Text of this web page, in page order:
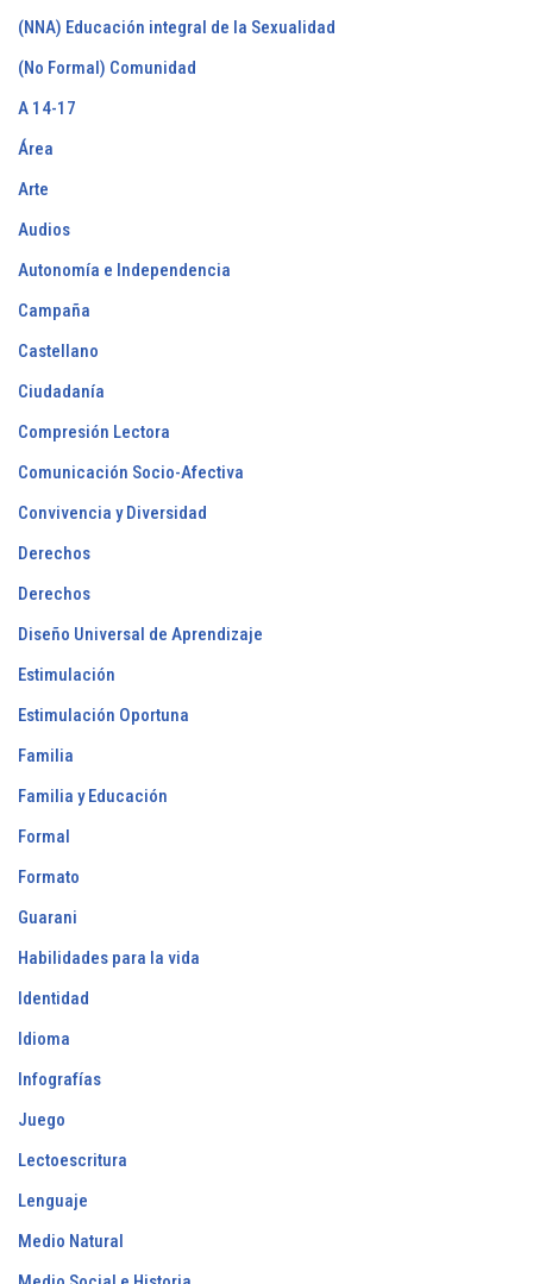
(NNA) Educación integral de la Sexualidad
(No Formal) Comunidad
A 14-17
Área
Arte
Audios
Autonomía e Independencia
Campaña
Castellano
Ciudadanía
Compresión Lectora
Comunicación Socio-Afectiva
Convivencia y Diversidad
Derechos
Derechos
Diseño Universal de Aprendizaje
Estimulación
Estimulación Oportuna
Familia
Familia y Educación
Formal
Formato
Guarani
Habilidades para la vida
Identidad
Idioma
Infografías
Juego
Lectoescritura
Lenguaje
Medio Natural